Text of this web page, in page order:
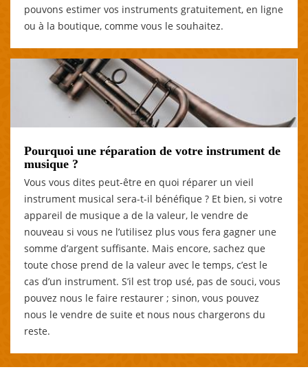
pouvons estimer vos instruments gratuitement, en ligne
ou à la boutique, comme vous le souhaitez.
Pourquoi une réparation de votre instrument de
musique ?
Vous vous dites peut-être en quoi réparer un vieil
instrument musical sera-t-il bénéfique ? Et bien, si votre
appareil de musique a de la valeur, le vendre de
nouveau si vous ne l’utilisez plus vous fera gagner une
somme d’argent suffisante. Mais encore, sachez que
toute chose prend de la valeur avec le temps, c’est le
cas d’un instrument. S’il est trop usé, pas de souci, vous
pouvez nous le faire restaurer ; sinon, vous pouvez
nous le vendre de suite et nous nous chargerons du
reste.